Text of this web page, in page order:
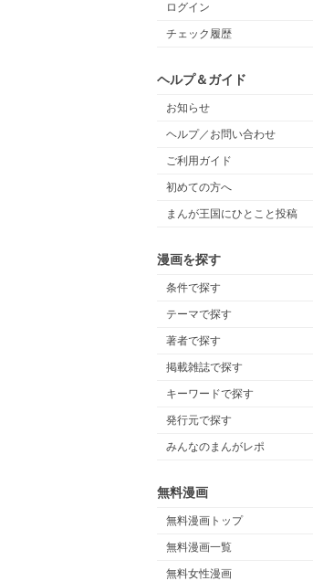
ログイン
チェック履歴
ヘルプ＆ガイド
お知らせ
ヘルプ／お問い合わせ
ご利用ガイド
初めての方へ
まんが王国にひとこと投稿
漫画を探す
条件で探す
テーマで探す
著者で探す
掲載雑誌で探す
キーワードで探す
発行元で探す
みんなのまんがレポ
無料漫画
無料漫画トップ
無料漫画一覧
無料女性漫画